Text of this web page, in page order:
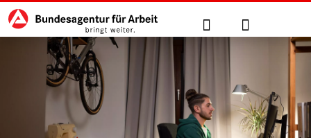
zu den Hauptinhalten springen
Hauptnavigation Suche Anmelden